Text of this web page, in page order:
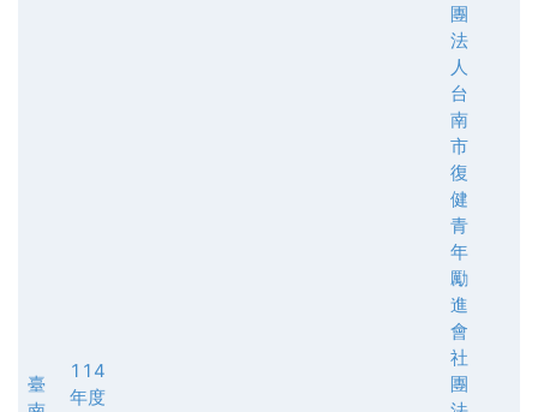
臺
114
年度
團
法
人
台
南
市
復
健
青
年
勵
進
會
社
團